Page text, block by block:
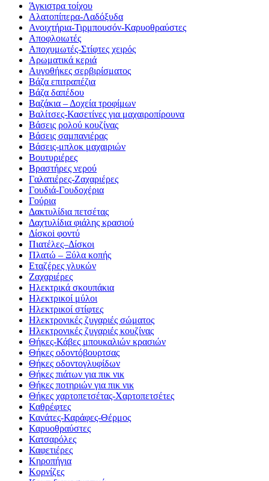
Άγκιστρα τοίχου
Αλατοπίπερα-Λαδόξυδα
Ανοιχτήρια-Τιρμπουσόν-Καρυοθραύστες
Αποφλοιωτές
Αποχυμωτές-Στίφτες χειρός
Αρωματικά κεριά
Αυγοθήκες σερβιρίσματος
Βάζα επιτραπέζια
Βάζα δαπέδου
Βαζάκια – Δοχεία τροφίμων
Βαλίτσες-Κασετίνες για μαχαιροπίρουνα
Βάσεις ρολού κουζίνας
Βάσεις σαμπανιέρας
Βάσεις-μπλοκ μαχαιριών
Βουτυριέρες
Βραστήρες νερού
Γαλατιέρες-Ζαχαριέρες
Γουδιά-Γουδοχέρια
Γούρια
Δακτυλίδια πετσέτας
Δαχτυλίδια φιάλης κρασιού
Δίσκοi φοντύ
Πιατέλες–Δίσκοι
Πλατώ – Ξύλα κοπής
Εταζέρες γλυκών
Ζαχαριέρες
Ηλεκτρικά σκουπάκια
Ηλεκτρικοί μύλοι
Ηλεκτρικοί στίφτες
Ηλεκτρονικές ζυγαριές σώματος
Ηλεκτρονικές ζυγαριές κουζίνας
Θήκες-Κάβες μπουκαλιών κρασιών
Θήκες οδοντόβουρτσας
Θήκες οδοντογλυφίδων
Θήκες πιάτων για πικ νικ
Θήκες ποτηριών για πικ νικ
Θήκες χαρτοπετσέτας-Χαρτοπετσέτες
Καθρέφτες
Κανάτες-Καράφες-Θέρμος
Καρυοθραύστες
Κατσαρόλες
Καφετιέρες
Κηροπήγια
Κορνίζες